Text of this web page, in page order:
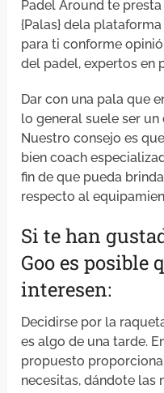
Padel Around te
{Palas} dela
para ti conforme
del padel, expertos en
Dar con una pala que
lo general suele ser
Nuestro consejo es
bien coach
fin de que pueda
respecto al
Si te han
Goo es posible
interesen:
Decidirse por la
es algo de una tarde.
propuesto
necesitas, dándote las